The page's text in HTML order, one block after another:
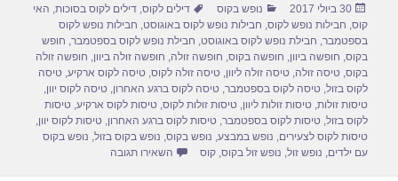
e
b
o
o
k
o
d
o
n
e
פורסם
בתאריך
30 ביולי 2017 קטגוריות
נופש בקוס תגיות
דילים לקוס,דילים לקוס בסוכות, האי
קוס, חבילות נופש לקוס, חבילות נופש לקוס באוגוסט, חבילות נופש לקוס
בספטמבר, חבילת נופש לקוס באוגוסט, חבילת נופש לקוס בספטמבר, חופש
בקוס, חופשה ביוון, חופשה בקוס, חופשה זולה, חופשה זולה ביוון, חופשה זולה
בקוס,טיסה זולה,טיסה זולה ליוון,טיסה זולה לקוס,טיסה לקוס ארקיע,טיסה
לקוס בזול,טיסה לקוס בספטמבר,טיסה לקוס ברגע האחרון,טיסה לקוס יוון,
טיסות זולות,טיסות זולות ליוון,טיסות זולות לקוס,טיסות לקוס ארקיע,טיסות
לקוס בזול,טיסות לקוס בספטמבר,טיסות לקוס ברגע האחרון,טיסות לקוס יוון,
טיסות לקוס לצעירים, נופש במבצע, נופש בקוס, נופש בקוס בזול, נופש בקוס
עם ילדים, נופש זול, נופש זול בקוס,קוס השאירו תגובה